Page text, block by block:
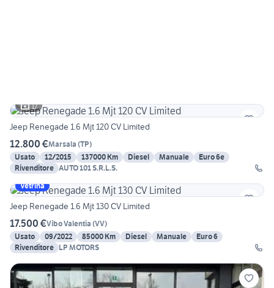
17
Jeep Renegade 1.6 Mjt 120 CV Limited
12.800 €Marsala (TP)
Usato
12/2015 137000 Km Diesel Manuale
Euro 6e
Rivenditore AUTO 101 S.R.L.S.
Vetrina
Jeep Renegade 1.6 Mjt 130 CV Limited
17.500 €Vibo Valentia (VV)
Usato
09/2022 85000 Km Diesel Manuale
Euro 6
Rivenditore LP MOTORS